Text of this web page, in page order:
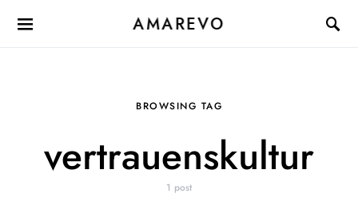
AMAREVO
BROWSING TAG
vertrauenskultur
1 post